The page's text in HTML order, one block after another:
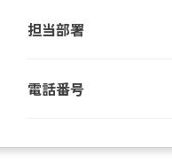
担当部署
電話番号